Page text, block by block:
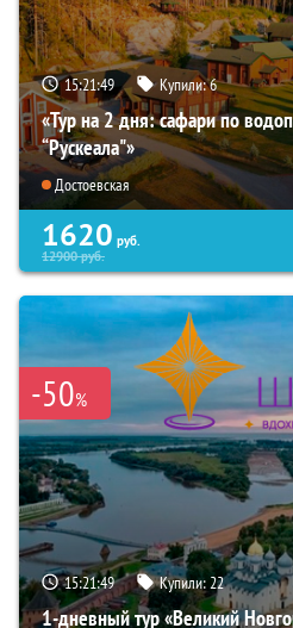
15:21:48 Купили:6
«Тур на 2 дня: сафари по
“Рускеала"»
Достоевская
1620 руб.
12900руб.
-50%
15:21:48 Купили:22
1-дневный тур «Великий